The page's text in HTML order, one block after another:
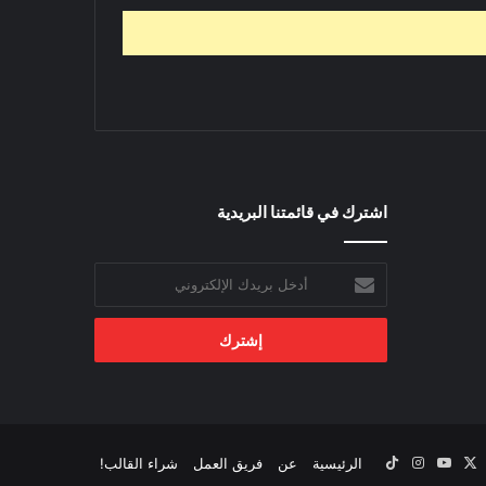
اشترك في قائمتنا البريدية
بريدك
الإلكتروني
الرئيسية عن فريق العمل شراء القالب! ‫YouTubeانستقرام‫TikTok